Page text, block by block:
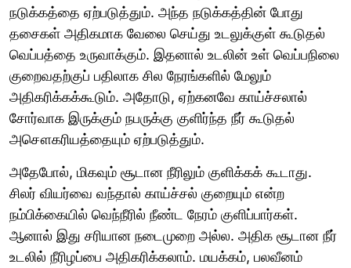
நடுக்கத்தை ஏற்படுத்தும். அந்த நடுக்கத்தின் போது
தசைகள் அதிகமாக வேலை செய்து உடலுக்குள் கூடுதல்
வெப்பத்தை உருவாக்கும். இதனால் உடலின் உள் வெப்பநிலை
குறைவதற்குப் பதிலாக சில நேரங்களில் மேலும்
அதிகரிக்கக்கூடும். அதோடு, ஏற்கனவே காய்ச்சலால்
சோர்வாக இருக்கும் நபருக்கு குளிர்ந்த நீர் கூடுதல்
அசௌகரியத்தையும் ஏற்படுத்தும்.
அதேபோல், மிகவும் சூடான நீரிலும் குளிக்கக் கூடாது.
சிலர் வியர்வை வந்தால் காய்ச்சல் குறையும் என்ற
நம்பிக்கையில் வெந்நீரில் நீண்ட நேரம் குளிப்பார்கள்.
ஆனால் இது சரியான நடைமுறை அல்ல. அதிக சூடான நீர்
உடலில் நீரிழப்பை அதிகரிக்கலாம். மயக்கம், பலவீனம்